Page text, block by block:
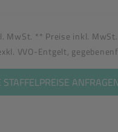
MwSt. ** Preise inkl. MwSt.
VVO-Entgelt,
STAFFELPREISE ANFRAGEN